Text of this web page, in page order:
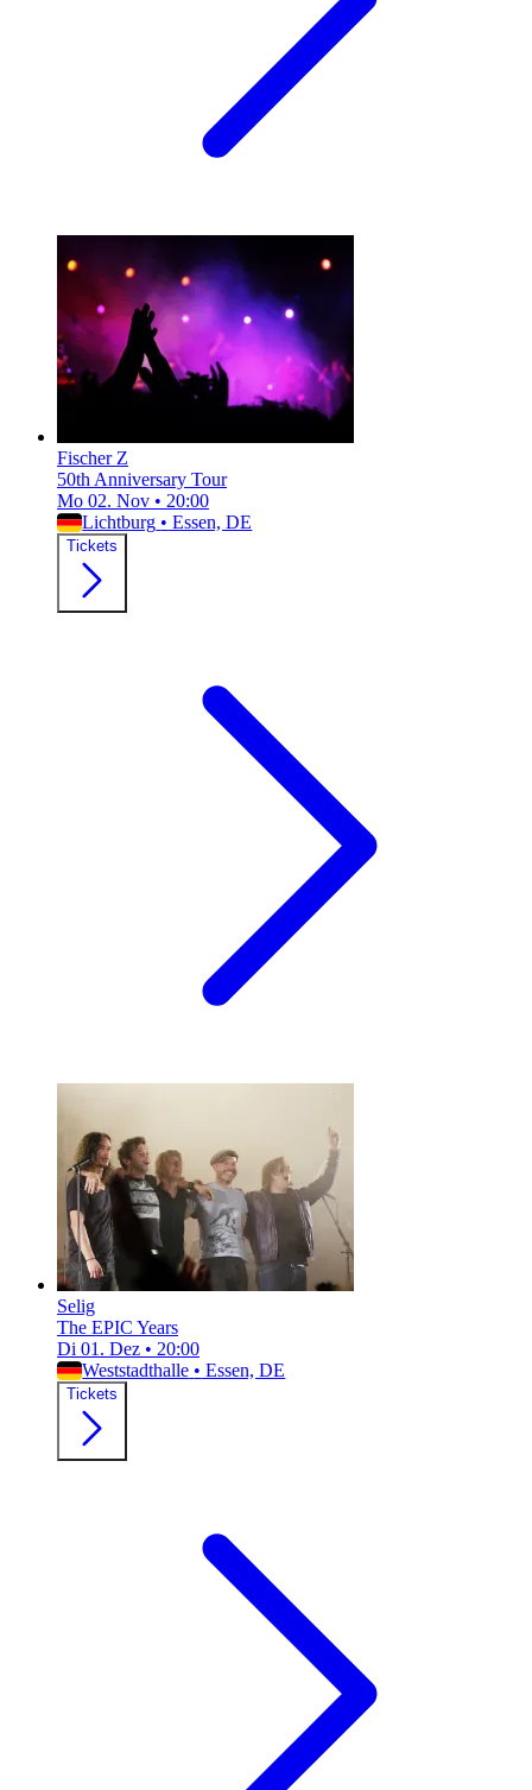
Fischer Z
50th Anniversary Tour
Mo 02. Nov • 20:00
Lichtburg • Essen, DE
Tickets
Selig
The EPIC Years
Di 01. Dez • 20:00
Weststadthalle • Essen, DE
Tickets